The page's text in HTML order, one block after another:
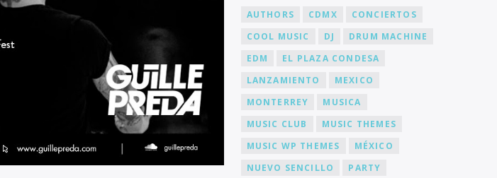
AUTHORS CDMX
CONCIERTOS
COOL MUSIC
DJ
DRUM MACHINE
EDM
EL PLAZA CONDESA
LANZAMIENTO
MEXICO
MONTERREY
MUSICA
MUSIC CLUB
MUSIC THEMES
MUSIC WP THEMES
MÉXICO
NUEVO SENCILLO
PARTY